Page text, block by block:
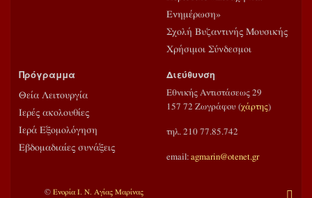
Ενημέρωση»
Σχολή Βυζαντινής Μουσικής
Χρήσιμοι Σύνδεσμοι
Πρόγραμμα
Θεία Λειτουργία
Ιερές ακολουθίες
Ιερά Εξομολόγηση
Εβδομαδιαίες συνάξεις
Διεύθυνση
Εθνικής Αντιστάσεως 29
157 72 Ζωγράφου (χάρτης)
τηλ. 210 77.85.742
email: agmarin@otenet.gr
©Ενορία Ι. Ν. Αγίας Μαρίνας